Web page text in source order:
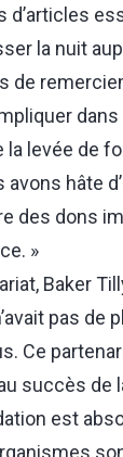
d’articles
la nuit
de
levée de
avons hâte
des dons
»
Baker
pas
Ce
succès de
est